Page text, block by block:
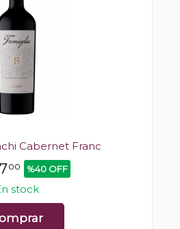
Cabernet Franc
00 %40 OFF
stock